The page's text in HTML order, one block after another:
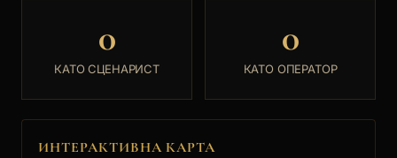
0
КАТО СЦЕНАРИСТ
0
КАТО ОПЕРАТОР
ИНТЕРАКТИВНА КАРТА